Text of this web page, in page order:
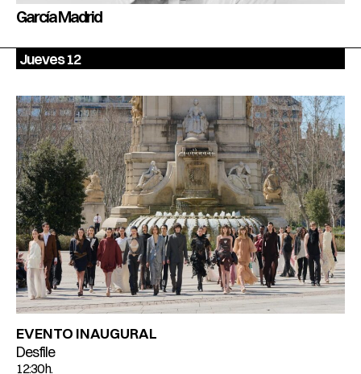
García Madrid
Jueves 12
EVENTO INAUGURAL
Desfile
12:30 h.